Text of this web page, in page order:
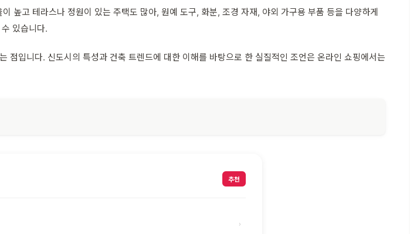
높고 테라스나 정원이 있는 주택도 많아, 원예 도구, 화분, 조경 자재, 야외 가구용 부품 등을 다양하게
있습니다.
입니다. 신도시의 특성과 건축 트렌드에 대한 이해를 바탕으로 한 실질적인 조언은 온라인 쇼핑에서는
추천
›